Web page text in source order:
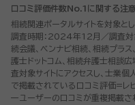
口コミ評価件数No.1に関する注
相続関連ポータルサイトを対象と
調査時期：2024年12月／調査対象
続会議、ベンナビ相続、相続プラス
護士ドットコム、相続弁護士相談
査対象サイトにアクセスし、士業
で掲載されている口コミ評価=レ
一ユーザーの口コミが重複掲載